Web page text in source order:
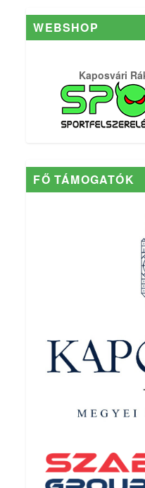
WEBSHOP
Kaposvári
FŐ TÁMOGATÓK